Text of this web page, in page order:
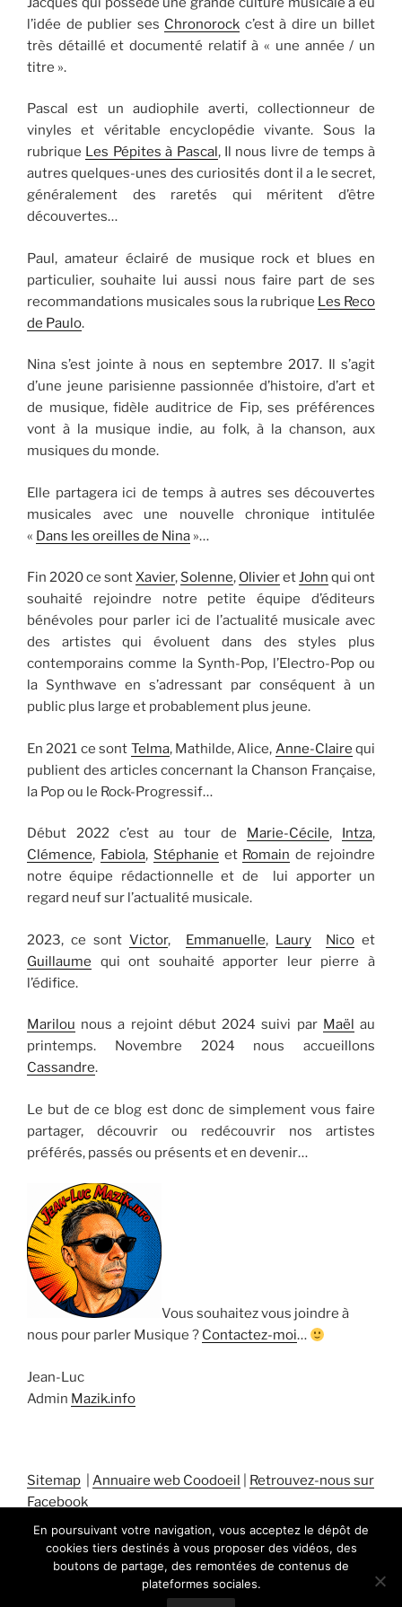
l’idée de publier ses Chronorock c’est à dire un billet
très détaillé et documenté relatif à « une année / un
titre ».
Pascal est un audiophile averti, collectionneur de
vinyles et véritable encyclopédie vivante. Sous la
rubrique Les Pépites à Pascal, Il nous livre de temps à
autres quelques-unes des curiosités dont il a le secret,
généralement des raretés qui méritent d’être
découvertes…
Paul, amateur éclairé de musique rock et blues en
particulier, souhaite lui aussi nous faire part de ses
recommandations musicales sous la rubrique Les Reco
de Paulo.
Nina s’est jointe à nous en septembre 2017. Il s’agit
d’une jeune parisienne passionnée d’histoire, d’art et
de musique, fidèle auditrice de Fip, ses préférences
vont à la musique indie, au folk, à la chanson, aux
musiques du monde.
Elle partagera ici de temps à autres ses découvertes
musicales avec une nouvelle chronique intitulée
« Dans les oreilles de Nina »…
Fin 2020 ce sontXavier, Solenne, OlivieretJohn qui ont
souhaité rejoindre notre petite équipe d’éditeurs
bénévoles pour parler ici de l’actualité musicale avec
des artistes qui évoluent dans des styles plus
contemporains comme la Synth-Pop, l’Electro-Pop ou
la Synthwave en s’adressant par conséquent à un
public plus large et probablement plus jeune.
En 2021 ce sont Telma, Mathilde, Alice, Anne-Claire qui
publient des articles concernant la Chanson Française,
la Pop ou le Rock-Progressif…
Début 2022 c’est au tour de Marie-Cécile, Intza,
Clémence, Fabiola, Stéphanie et Romain de rejoindre
notre équipe rédactionnelle et de lui apporter un
regard neuf sur l’actualité musicale.
2023, ce sontVictor, Emmanuelle, Laury Nicoet
Guillaume qui ont souhaité apporter leur pierre à
l’édifice.
Marilou nous a rejoint début 2024 suivi par Maël au
printemps. Novembre 2024 nous accueillons
Cassandre.
Le but de ce blog est donc de simplement vous faire
partager, découvrir ou redécouvrir nos artistes
préférés, passés ou présents et en devenir…
Vous souhaitez vous joindre à
nous pour parler Musique ? Contactez-moi…
Jean-Luc
Admin Mazik.info
Sitemap Annuaire web Coodoeil
Retrouvez-nous sur
Facebook
En poursuivant votre navigation, vous acceptez le dépôt de
cookies tiers destinés à vous proposer des vidéos, des
boutons de partage, des remontées de contenus de
plateformes sociales.